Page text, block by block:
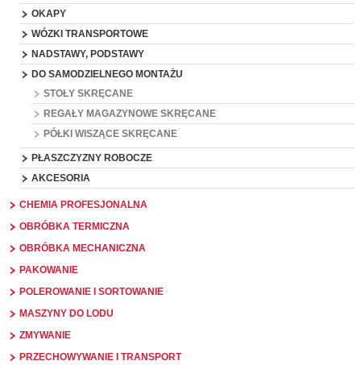
OKAPY
WÓZKI TRANSPORTOWE
NADSTAWY, PODSTAWY
DO SAMODZIELNEGO MONTAŻU
STOŁY SKRĘCANE
REGAŁY MAGAZYNOWE SKRĘCANE
PÓŁKI WISZĄCE SKRĘCANE
PŁASZCZYZNY ROBOCZE
AKCESORIA
CHEMIA PROFESJONALNA
OBRÓBKA TERMICZNA
OBRÓBKA MECHANICZNA
PAKOWANIE
POLEROWANIE I SORTOWANIE
MASZYNY DO LODU
ZMYWANIE
PRZECHOWYWANIE I TRANSPORT